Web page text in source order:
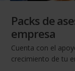
Packs de
empresa
Cuenta con el
crecimiento de tu